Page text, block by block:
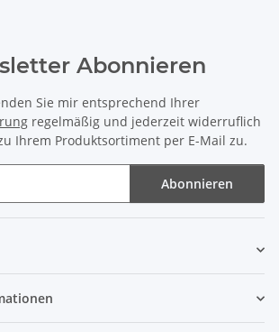
Abonnieren
Sie mir entsprechend Ihrer
regelmäßig und jederzeit widerruflich
Ihrem Produktsortiment per E-Mail zu.
Abonnieren